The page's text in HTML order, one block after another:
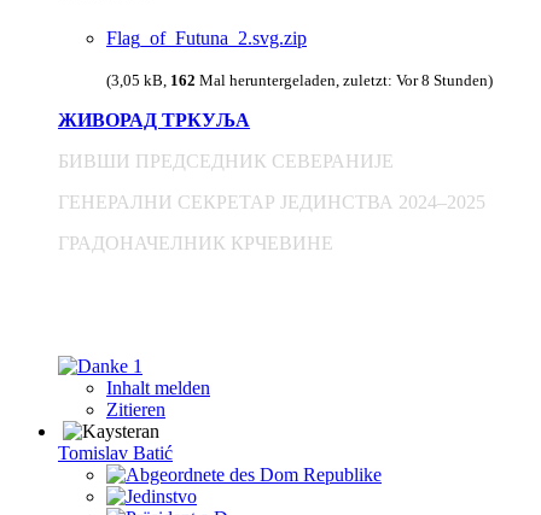
Flag_of_Futuna_2.svg.zip
(3,05 kB, 162 Mal heruntergeladen, zuletzt: Vor 8 Stunden)
ЖИВОРАД ТРКУЉА
БИВШИ ПРЕДСЕДНИК СЕВЕРАНИЈЕ
ГЕНЕРАЛНИ СЕКРЕТАР ЈЕДИНСТВА 2024–2025
ГРАДОНАЧЕЛНИК КРЧЕВИНЕ
1
Inhalt melden
Zitieren
Tomislav Batić